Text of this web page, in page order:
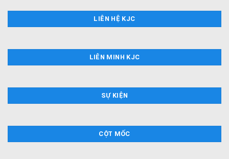
LIÊN HỆ KJC
LIÊN MINH KJC
SỰ KIỆN
CỘT MỐC